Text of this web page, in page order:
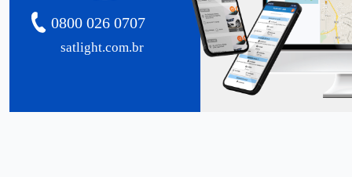
satlight.com.br
0800 026 0707